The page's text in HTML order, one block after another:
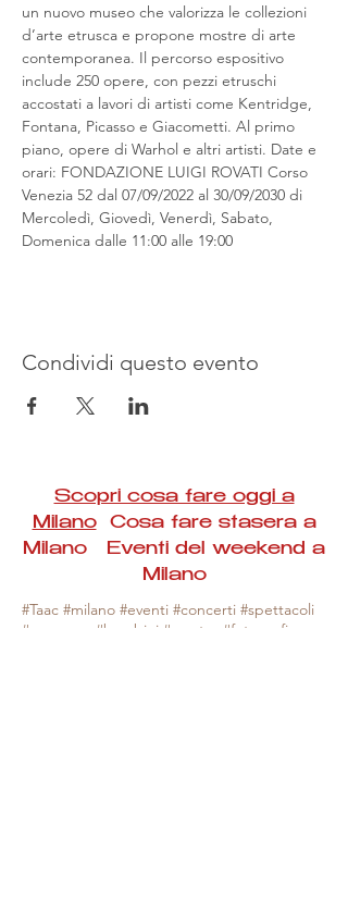
un nuovo museo che valorizza le collezioni
d’arte etrusca e propone mostre di arte
contemporanea. Il percorso espositivo
include 250 opere, con pezzi etruschi
accostati a lavori di artisti come Kentridge,
Fontana, Picasso e Giacometti. Al primo
piano, opere di Warhol e altri artisti. Date e
orari: FONDAZIONE LUIGI ROVATI Corso
Venezia 52 dal 07/09/2022 al 30/09/2030 di
Mercoledì, Giovedì, Venerdì, Sabato,
Domenica dalle 11:00 alle 19:00
Condividi questo evento
Scopri cosa fare oggi a
MilanoCosa fare stasera a
Milano Eventi del weekend a
Milano
#Taac #milano #eventi #concerti #spettacoli
#rassegne #bambini #mostre #fotografia